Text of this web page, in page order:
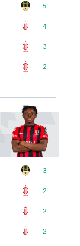
5
4
3
2
3
2
2
2